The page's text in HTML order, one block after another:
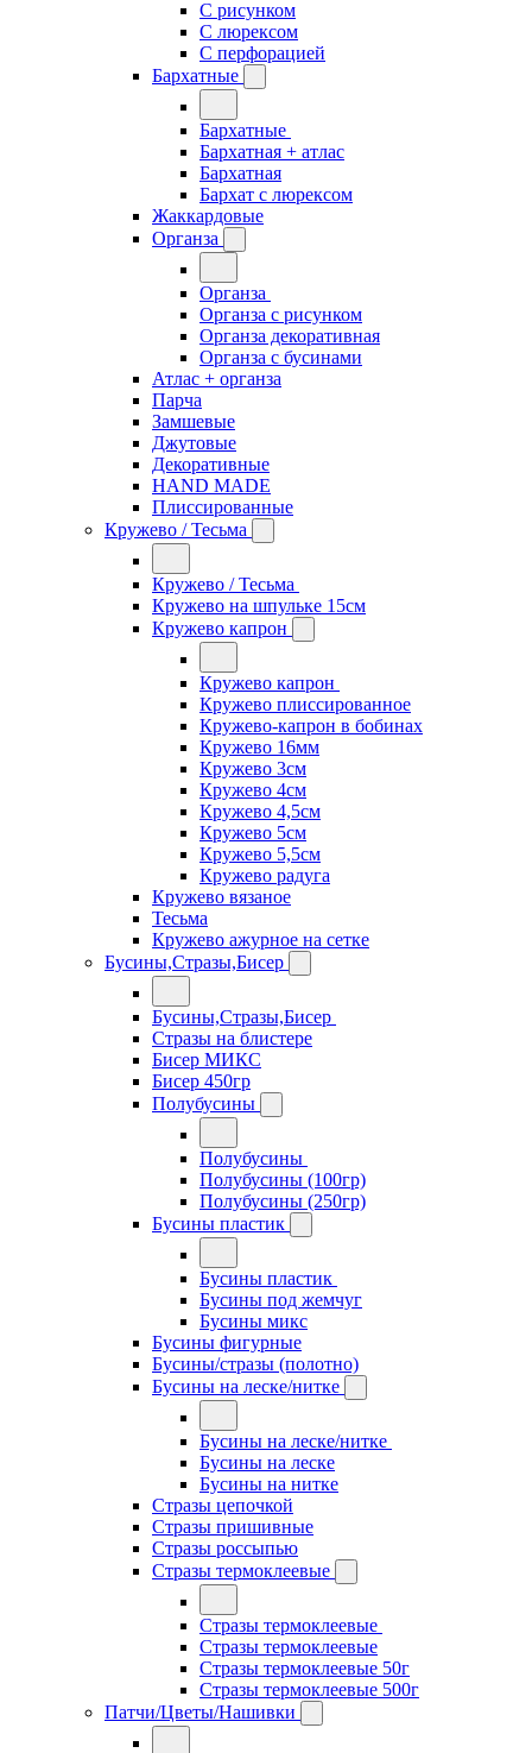
С рисунком
С люрексом
С перфорацией
Бархатные
Бархатные
Бархатная + атлас
Бархатная
Бархат с люрексом
Жаккардовые
Органза
Органза
Органза с рисунком
Органза декоративная
Органза с бусинами
Атлас + органза
Парча
Замшевые
Джутовые
Декоративные
HAND MADE
Плиссированные
Кружево / Тесьма
Кружево / Тесьма
Кружево на шпульке 15см
Кружево капрон
Кружево капрон
Кружево плиссированное
Кружево-капрон в бобинах
Кружево 16мм
Кружево 3см
Кружево 4см
Кружево 4,5см
Кружево 5см
Кружево 5,5см
Кружево радуга
Кружево вязаное
Тесьма
Кружево ажурное на сетке
Бусины,Стразы,Бисер
Бусины,Стразы,Бисер
Стразы на блистере
Бисер МИКС
Бисер 450гр
Полубусины
Полубусины
Полубусины (100гр)
Полубусины (250гр)
Бусины пластик
Бусины пластик
Бусины под жемчуг
Бусины микс
Бусины фигурные
Бусины/стразы (полотно)
Бусины на леске/нитке
Бусины на леске/нитке
Бусины на леске
Бусины на нитке
Стразы цепочкой
Стразы пришивные
Стразы россыпью
Стразы термоклеевые
Стразы термоклеевые
Стразы термоклеевые
Стразы термоклеевые 50г
Стразы термоклеевые 500г
Патчи/Цветы/Нашивки